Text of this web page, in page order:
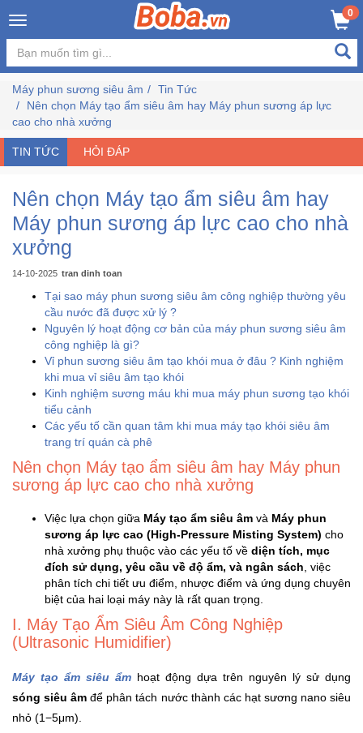
×
Đăng
nhập
Trang
Đang
Hot
Khuyến
Thiết
bị
Tivi
Thiết
Giải
0
Máy phun sương siêu âm
Tin Tức
Nên chọn Máy tạo ẩm siêu âm hay Máy phun sương áp lực
cao cho nhà xưởng
TIN TỨC HỎI ĐÁP
Nên chọn Máy tạo ẩm siêu âm hay
Máy phun sương áp lực cao cho nhà
xưởng
14-10-2025 tran dinh toan
Tại sao máy phun sương siêu âm công nghiệp thường yêu
cầu nước đã được xử lý ?
Nguyên lý hoạt động cơ bản của máy phun sương siêu âm
công nghiệp là gì?
Vỉ phun sương siêu âm tạo khói mua ở đâu ? Kinh nghiệm
khi mua vỉ siêu âm tạo khói
Kinh nghiệm sương máu khi mua máy phun sương tạo khói
tiểu cảnh
Các yếu tố cần quan tâm khi mua máy tạo khói siêu âm
trang trí quán cà phê
Nên chọn Máy tạo ẩm siêu âm hay Máy phun
sương áp lực cao cho nhà xưởng
Việc lựa chọn giữa Máy tạo ẩm siêu âm và Máy phun
sương áp lực cao (High-Pressure Misting System) cho
nhà xưởng phụ thuộc vào các yếu tố về diện tích, mục
đích sử dụng, yêu cầu về độ ẩm, và ngân sách , việc
phân tích chi tiết ưu điểm, nhược điểm và ứng dụng chuyên
biệt của hai loại máy này là rất quan trọng.
I. Máy Tạo Ẩm Siêu Âm Công Nghiệp
(Ultrasonic Humidifier)
Máy tạo ẩm siêu ẩm hoạt động dựa trên nguyên lý sử dụng
sóng siêu âm để phân tách nước thành các hạt sương nano siêu
nhỏ (1−5μm).